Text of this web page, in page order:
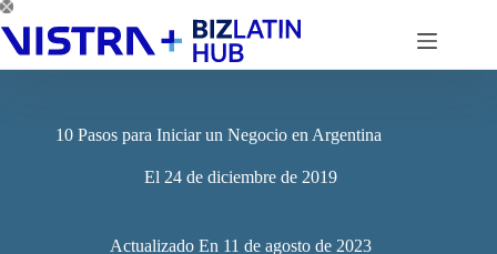
Saltar
al
contenido
10 Pasos para Iniciar un Negocio en Argentina
El 24 de diciembre de 2019
Actualizado En 11 de agosto de 2023